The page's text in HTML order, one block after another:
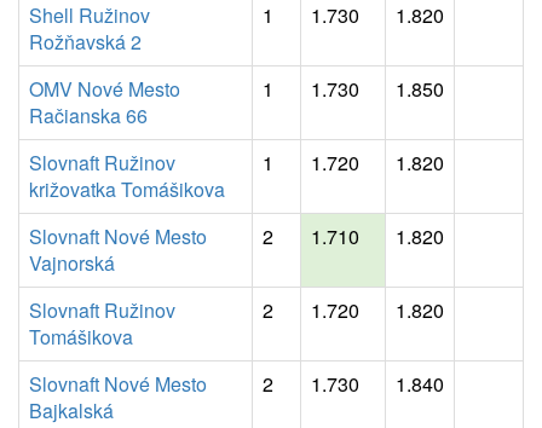
Shell Ružinov
Rožňavská 2
1 1.730 1.820
OMV Nové Mesto
Račianska 66
1 1.730 1.850
Slovnaft Ružinov
križovatka Tomášikova
1 1.720 1.820
Slovnaft Nové Mesto
Vajnorská
2 1.710 1.820
Slovnaft Ružinov
Tomášikova
2 1.720 1.820
Slovnaft Nové Mesto
Bajkalská
2 1.730 1.840